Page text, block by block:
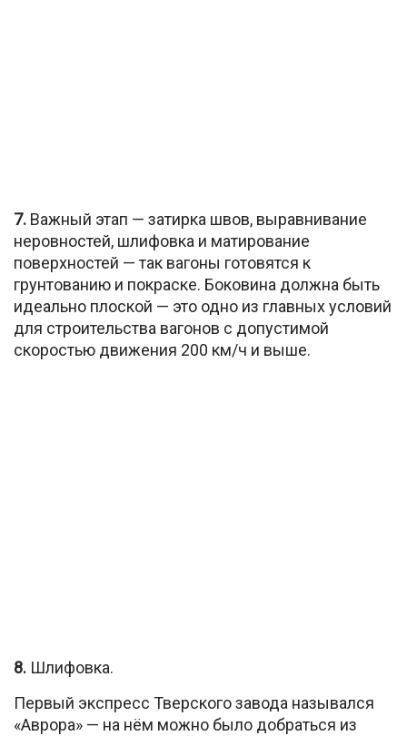
7. Важный этап — затирка швов, выравнивание
неровностей, шлифовка и матирование
поверхностей — так вагоны готовятся к
грунтованию и покраске. Боковина должна быть
идеально плоской — это одно из главных условий
для строительства вагонов с допустимой
скоростью движения 200 км/ч и выше.
8. Шлифовка.
Первый экспресс Тверского завода назывался
«Аврора» — на нём можно было добраться из